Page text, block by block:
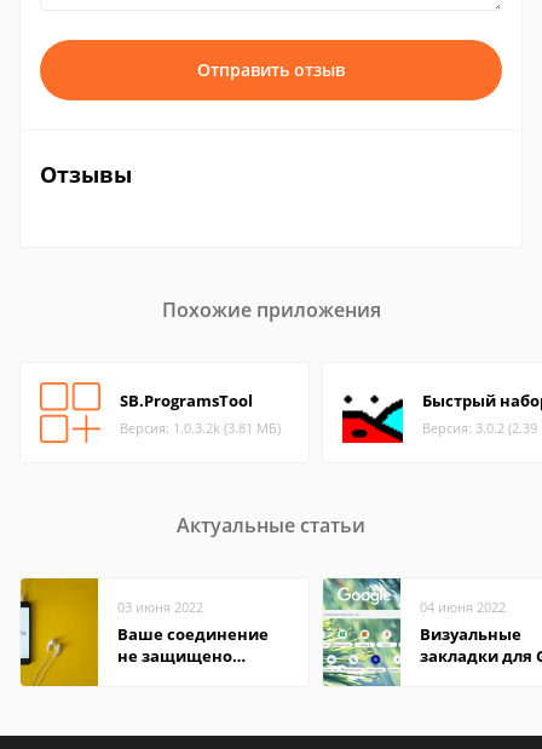
Отправить отзыв
Отзывы
Похожие приложения
SB.ProgramsTool
Версия: 1.0.3.2k (3.81 МБ)
Быстрый
Версия: 3.0.2
Актуальные статьи
03 июня 2022
Ваше соединение
не защищено
04 июня 2022
Визуальные
закладки для